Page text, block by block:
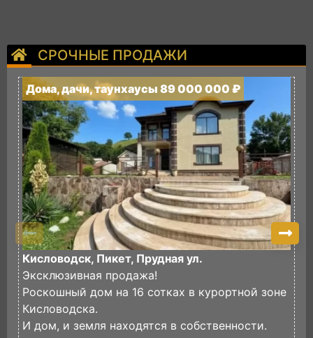
СРОЧНЫЕ ПРОДАЖИ
Дома, дачи, таунхаусы 89 000 000 ₽
Кисловодск, Пикет, Прудная ул.
Эксклюзивная продажа!
Роскошный дом на 16 сотках в курортной зоне
Кисловодска.
И дом, и земля находятся в собственности.